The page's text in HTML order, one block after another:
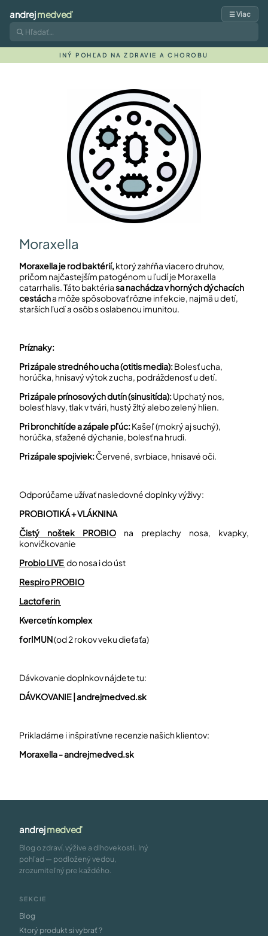
andrejmedveď ☰ Viac
INÝ POHĽAD NA ZDRAVIE A CHOROBU
Moraxella
Moraxella je rod baktérií, ktorý zahŕňa viacero druhov,
pričom najčastejším patogénom u ľudí je Moraxella
catarrhalis. Táto baktériasa nachádza v horných dýchacích
cestácha môže spôsobovať rôzne infekcie, najmä u detí,
starších ľudí a osôb s oslabenou imunitou.
Príznaky:
Pri zápale stredného ucha (otitis media):Bolesť ucha,
horúčka, hnisavý výtok z ucha, podráždenosť u detí.
Pri zápale prínosových dutín (sinusitída):Upchatý nos,
bolesť hlavy, tlak v tvári, hustý žltý alebo zelený hlien.
Pri bronchitíde a zápale pľúc:Kašeľ (mokrý aj suchý),
horúčka, sťažené dýchanie, bolesť na hrudi.
Pri zápale spojiviek:Červené, svrbiace, hnisavé oči.
Odporúčame užívať nasledovné doplnky výživy:
PROBIOTIKÁ + VLÁKNINA
Čistý noštek PROBIO na preplachy nosa, kvapky,
konvičkovanie
Probio LIVE do nosa i do úst
Respiro PROBIO
Lactoferin
Kvercetín komplex
forIMUN(od 2 rokov veku dieťaťa)
Dávkovanie doplnkov nájdete tu:
DÁVKOVANIE | andrejmedved.sk
Prikladáme i inšpiratívne recenzie našich klientov:
Moraxella -andrejmedved.sk
andrejmedveď
Blog o zdraví, výžive a dlhovekosti. Iný
pohľad — podložený vedou,
zrozumiteľný pre každého.
SEKCIE
Blog
Ktorý produkt si vybrať ?